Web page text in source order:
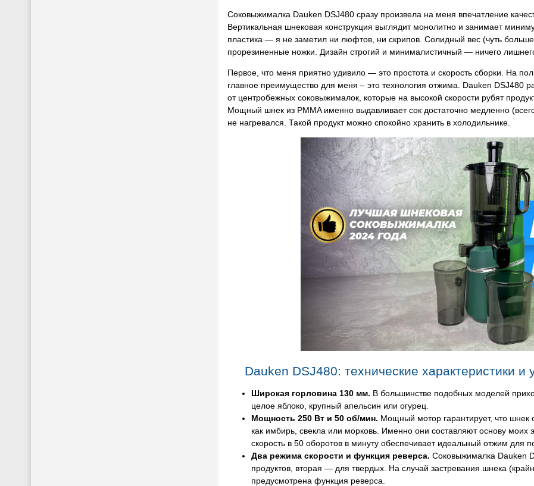
Соковыжималка Dauken DSJ480 сразу произвела на меня впечатление
Вертикальная шнековая конструкция выглядит монолитно и занимает
пластика — я не заметил ни люфтов, ни скрипов. Солидный вес (чуть больше
прорезиненные ножки. Дизайн строгий и минималистичный — ничего
Первое, что меня приятно удивило — это простота и скорость сборки. На
главное преимущество для меня – это технология отжима. Dauken DSJ480
от центробежных соковыжималок, которые на высокой скорости рубят
Мощный шнек из PMMA именно выдавливает сок достаточно медленно
не нагревался. Такой продукт можно спокойно хранить в холодильнике.
Dauken DSJ480: технические характеристики
Широкая горловина 130 мм. В большинстве подобных моделей
целое яблоко, крупный апельсин или огурец.
Мощность 250 Вт и 50 об/мин. Мощный мотор гарантирует, что
как имбирь, свекла или морковь. Именно они составляют основу моих
скорость в 50 оборотов в минуту обеспечивает идеальный отжим для
Два режима скорости и функция реверса. Соковыжималка Dauken
продуктов, вторая — для твердых. На случай застревания шнека
предусмотрена функция реверса.